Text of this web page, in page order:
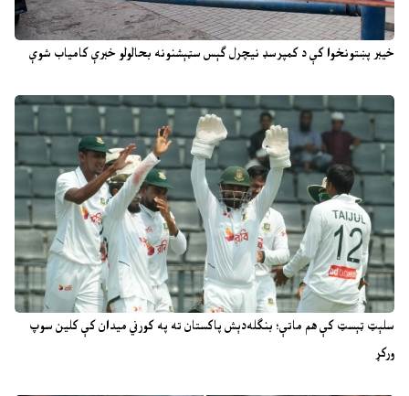
خیبر پښتونخوا کې د کمپرسډ نیچرل ګېس سټېشنونه بحالولو خبرې کامیاب شوې
سلېټ ټېسټ کې هم ماتې؛ بنګله‌دېش پاکستان ته په کورني میدان کې کلین سوپ
ورکړ